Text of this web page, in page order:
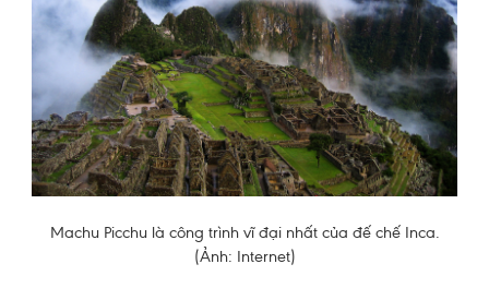
Machu Picchu là công trình vĩ đại nhất của đế chế Inca.
(Ảnh: Internet)